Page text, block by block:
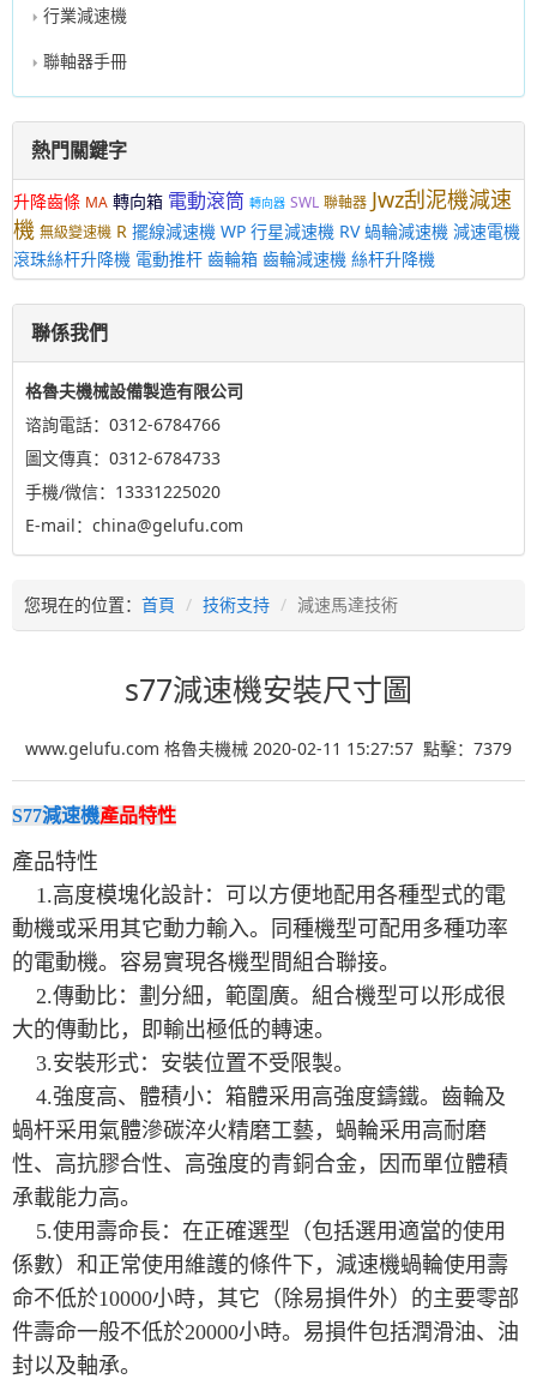
行業減速機
聯軸器手冊
熱門關鍵字
升降齒條 MA 轉向箱 電動滾筒 轉向器 SWL 聯軸器 Jwz刮泥機減速
機 無級變速機 R 擺線減速機 WP 行星減速機 RV 蝸輪減速機 減速電機
滾珠絲杆升降機 電動推杆 齒輪箱 齒輪減速機 絲杆升降機
聯係我們
格魯夫機械設備製造有限公司
谘詢電話：0312-6784766
圖文傳真：0312-6784733
手機/微信：13331225020
E-mail：china@gelufu.com
您現在的位置： 首頁 技術支持 減速馬達技術
s77減速機安裝尺寸圖
www.gelufu.com 格魯夫機械 2020-02-11 15:27:57 點擊： 7379
S77減速機產品特性
產品特性
1.高度模塊化設計：可以方便地配用各種型式的電
動機或采用其它動力輸入。同種機型可配用多種功率
的電動機。容易實現各機型間組合聯接。
2.傳動比：劃分細，範圍廣。組合機型可以形成很
大的傳動比，即輸出極低的轉速。
3.安裝形式：安裝位置不受限製。
4.強度高、體積小：箱體采用高強度鑄鐵。齒輪及
蝸杆采用氣體滲碳淬火精磨工藝，蝸輪采用高耐磨
性、高抗膠合性、高強度的青銅合金，因而單位體積
承載能力高。
5.使用壽命長：在正確選型（包括選用適當的使用
係數）和正常使用維護的條件下，減速機蝸輪使用壽
命不低於10000小時，其它（除易損件外）的主要零部
件壽命一般不低於20000小時。易損件包括潤滑油、油
封以及軸承。